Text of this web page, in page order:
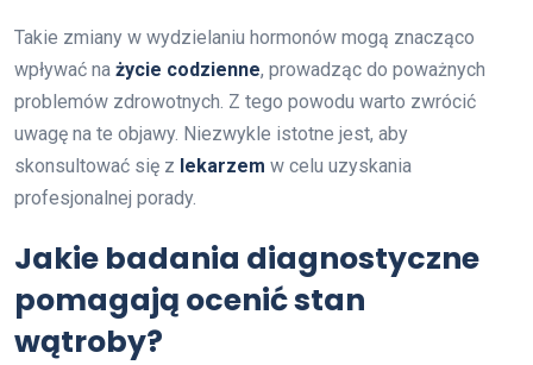
Takie zmiany w wydzielaniu hormonów mogą znacząco
wpływać na życie codzienne, prowadząc do poważnych
problemów zdrowotnych. Z tego powodu warto zwrócić
uwagę na te objawy. Niezwykle istotne jest, aby
skonsultować się z lekarzem w celu uzyskania
profesjonalnej porady.
Jakie badania diagnostyczne
pomagają ocenić stan
wątroby?